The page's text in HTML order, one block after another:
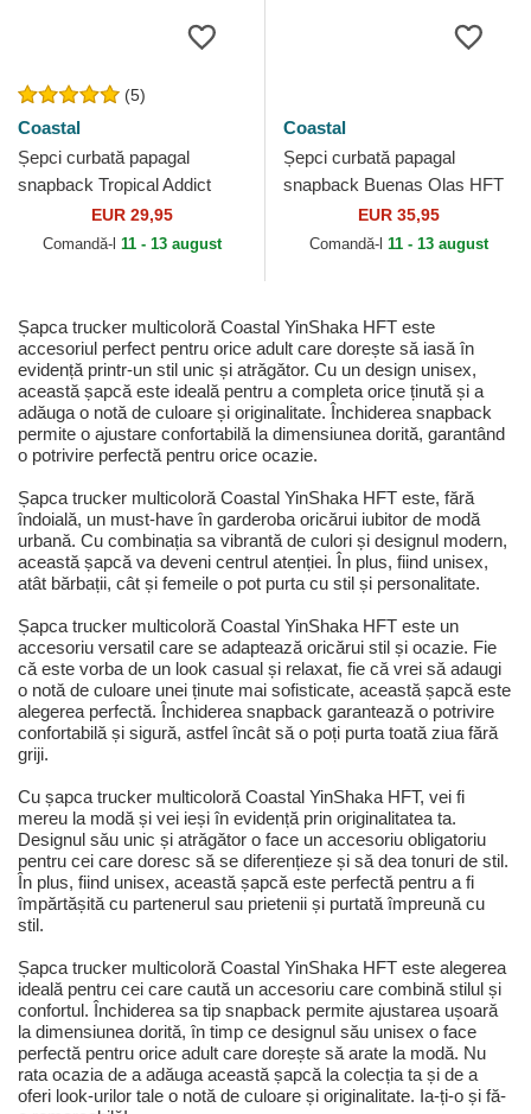
(5)
Coastal
Șepci curbată papagal
snapback Tropical Addict
HFT de Coastal
EUR 29,95
Comandă-l 11 - 13 august
Coastal
Șepci curbată papagal
snapback Buenas Olas HFT
de CoastalEUR 35,95
Comandă-l 11 - 13 august
Șapca trucker multicoloră Coastal YinShaka HFT este
accesoriul perfect pentru orice adult care dorește să iasă în
evidență printr-un stil unic și atrăgător. Cu un design unisex,
această șapcă este ideală pentru a completa orice ținută și a
adăuga o notă de culoare și originalitate. Închiderea snapback
permite o ajustare confortabilă la dimensiunea dorită, garantând
o potrivire perfectă pentru orice ocazie.
Șapca trucker multicoloră Coastal YinShaka HFT este, fără
îndoială, un must-have în garderoba oricărui iubitor de modă
urbană. Cu combinația sa vibrantă de culori și designul modern,
această șapcă va deveni centrul atenției. În plus, fiind unisex,
atât bărbații, cât și femeile o pot purta cu stil și personalitate.
Șapca trucker multicoloră Coastal YinShaka HFT este un
accesoriu versatil care se adaptează oricărui stil și ocazie. Fie
că este vorba de un look casual și relaxat, fie că vrei să adaugi
o notă de culoare unei ținute mai sofisticate, această șapcă este
alegerea perfectă. Închiderea snapback garantează o potrivire
confortabilă și sigură, astfel încât să o poți purta toată ziua fără
griji.
Cu șapca trucker multicoloră Coastal YinShaka HFT, vei fi
mereu la modă și vei ieși în evidență prin originalitatea ta.
Designul său unic și atrăgător o face un accesoriu obligatoriu
pentru cei care doresc să se diferențieze și să dea tonuri de stil.
În plus, fiind unisex, această șapcă este perfectă pentru a fi
împărtășită cu partenerul sau prietenii și purtată împreună cu
stil.
Șapca trucker multicoloră Coastal YinShaka HFT este alegerea
ideală pentru cei care caută un accesoriu care combină stilul și
confortul. Închiderea sa tip snapback permite ajustarea ușoară
la dimensiunea dorită, în timp ce designul său unisex o face
perfectă pentru orice adult care dorește să arate la modă. Nu
rata ocazia de a adăuga această șapcă la colecția ta și de a
oferi look-urilor tale o notă de culoare și originalitate. Ia-ți-o și fă-